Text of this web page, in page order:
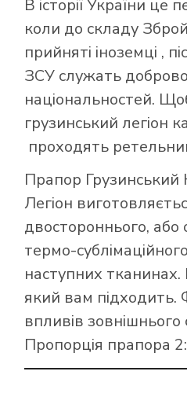
В історії України це
коли до складу
прийняті іноземці ,
ЗСУ служать
національностей.
грузинський легіон
проходять
Прапор Грузинський
Легіон
двостороннього, або
термо-
наступних тканинах.
який вам підходить.
впливів
Пропорція прапора